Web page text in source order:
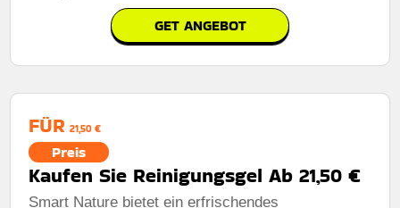
GET ANGEBOT
FÜR 21,50 €
Preis
Kaufen Sie Reinigungsgel Ab 21,50 €
Smart Nature bietet ein erfrischendes